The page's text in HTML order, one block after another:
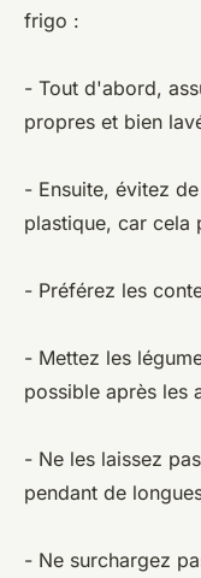
frigo :
- Tout d'abord,
propres et bien
- Ensuite, évitez
plastique, car cela
- Préférez les
- Mettez les
possible après les
- Ne les laissez
pendant de
- Ne surchargez